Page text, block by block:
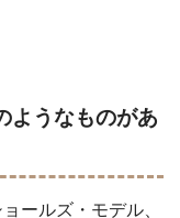
ようなものがあ
ールズ・モデル、